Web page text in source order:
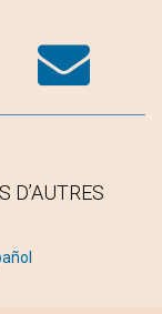
D’AUTRES